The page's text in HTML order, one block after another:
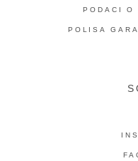
PODACI O
POLISA